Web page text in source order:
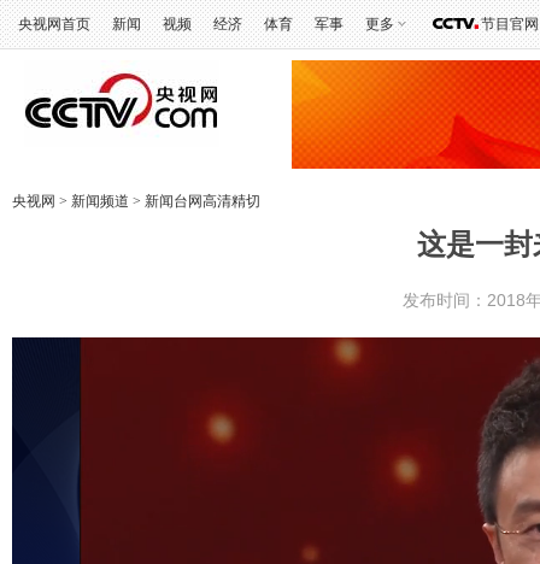
央视网首页 新闻 视频 经济 体育 军事 更多 节目官网
央视网 > 新闻频道 > 新闻台网高清精切
这是一
发布时间：2018